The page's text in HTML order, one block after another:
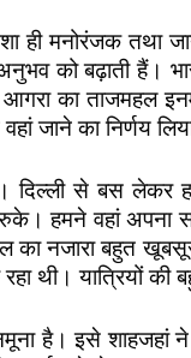
ही मनोरंजक तथा
को बढ़ाती हैं।
का ताजमहल
जाने का निर्णय
दिल्ली से बस
हमने वहां
का नजारा बहुत
थी। यात्रियों
है। इसे शाहजहां ने